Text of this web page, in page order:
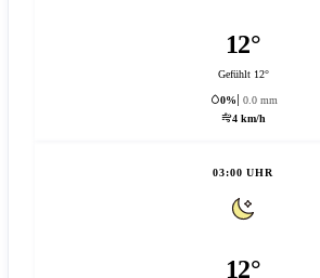
12°
Gefühlt 12°
0%
0.0 mm
4 km/h
03:00 UHR
12°